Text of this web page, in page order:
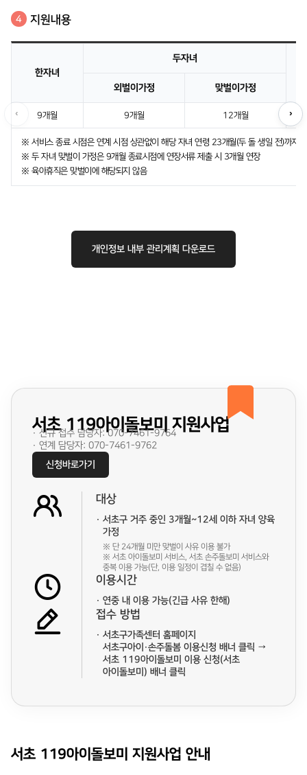
4 지원내용
‹ ›
한자녀
두자녀
외벌이가정 맞벌이가정
9개월 9개월 12개월
※ 서비스 종료 시점은 연계 시점 상관없이 해당 자녀 연령 23개월(두 돌 생일 전)까지
※ 두 자녀 맞벌이 가정은 9개월 종료시점에 연장서류 제출 시 3개월 연장
※ 육아휴직은 맞벌이에 해당되지 않음
개인정보 내부 관리계획 다운로드
서초 119아이돌보미 지원사업
· 신규 접수 담당자: 070-7461-9764
· 연계 담당자: 070-7461-9762
신청바로가기
대상
서초구 거주 중인 3개월~12세 이하 자녀 양육
가정
※ 단 24개월 미만 맞벌이 사유 이용 불가
※ 서초 아이돌보미 서비스, 서초 손주돌보미 서비스와
중복 이용 가능(단, 이용 일정이 겹칠 수 없음)
이용시간
연중 내 이용 가능(긴급 사유 한해)
접수 방법
서초구가족센터 홈페이지
서초구아이·손주돌봄 이용신청 배너 클릭 →
서초 119아이돌보미 이용 신청(서초
아이돌보미) 배너 클릭
서초 119아이돌보미 지원사업 안내